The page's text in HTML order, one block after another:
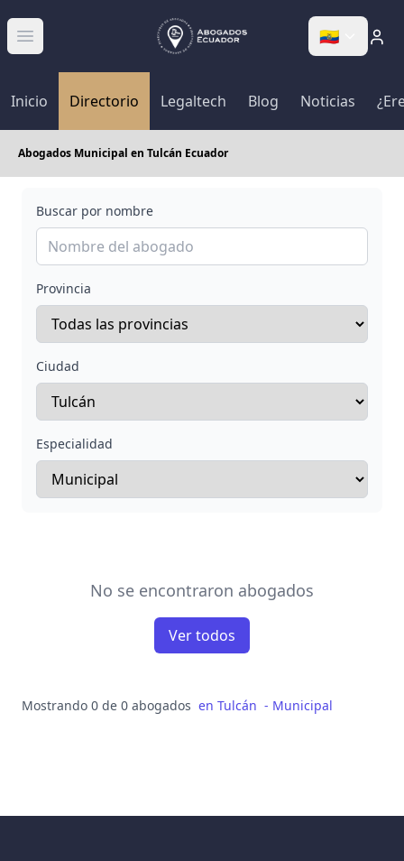
Abrir menú 🇪🇨
Inicio Directorio Legaltech Blog Noticias
Abogados Municipal en Tulcán Ecuador
Buscar por nombre
Provincia
Ciudad
Especialidad
No se encontraron abogados
Ver todos
Mostrando 0 de 0 abogados en Tulcán - Municipal